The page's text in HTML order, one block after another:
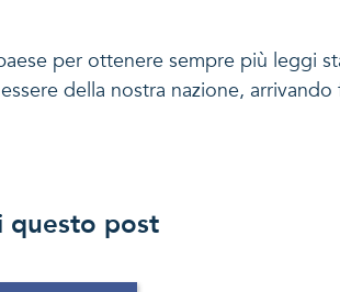
per ottenere sempre più leggi
della nostra nazione, arrivando
questo post